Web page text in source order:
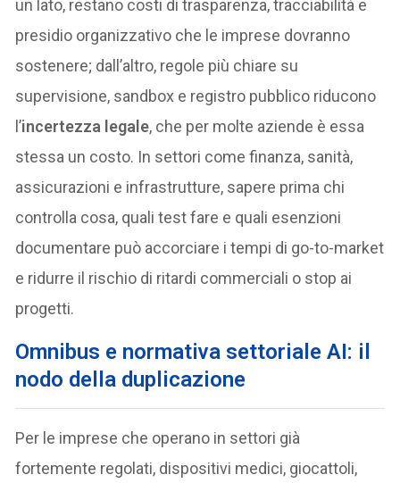
un lato, restano costi di trasparenza, tracciabilità e
presidio organizzativo che le imprese dovranno
sostenere; dall’altro, regole più chiare su
supervisione, sandbox e registro pubblico riducono
l’incertezza legale, che per molte aziende è essa
stessa un costo. In settori come finanza, sanità,
assicurazioni e infrastrutture, sapere prima chi
controlla cosa, quali test fare e quali esenzioni
documentare può accorciare i tempi di go-to-market
e ridurre il rischio di ritardi commerciali o stop ai
progetti.
Omnibus e normativa settoriale AI: il
nodo della duplicazione
Per le imprese che operano in settori già
fortemente regolati, dispositivi medici, giocattoli,